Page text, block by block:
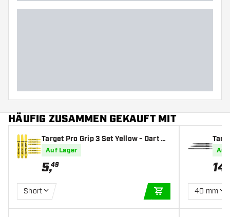
HÄUFIG ZUSAMMEN GEKAUFT MIT
Target Pro Grip 3 Set Yellow - Dart Sh
afts
Auf Lager
5,49
Short
IN DEN
Auf
14
40 mm